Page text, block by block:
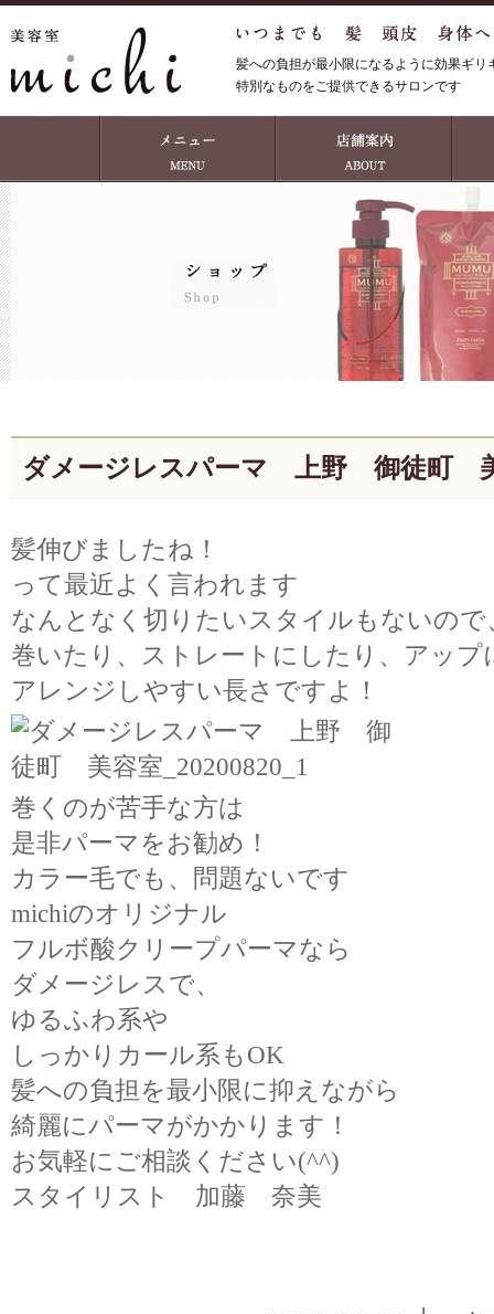
髪への負担が最小限になるように効果ギ
特別なものをご提供できるサロンです
ダメージレスパーマ 上野 御徒町
髪伸びましたね！
って最近よく言われます
なんとなく切りたいスタイルもないので
巻いたり、ストレートにしたり、アップ
アレンジしやすい長さですよ！
巻くのが苦手な方は
是非パーマをお勧め！
カラー毛でも、問題ないです
michiのオリジナル
フルボ酸クリープパーマなら
ダメージレスで、
ゆるふわ系や
しっかりカール系もOK
髪への負担を最小限に抑えながら
綺麗にパーマがかかります！
お気軽にご相談ください(^^)
スタイリスト 加藤 奈美